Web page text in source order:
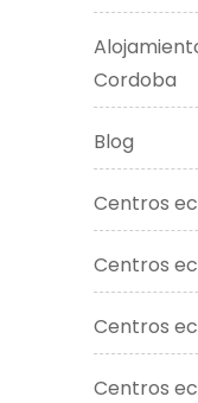
Cordoba
Blog
Centros
Centros
Centros
Centros